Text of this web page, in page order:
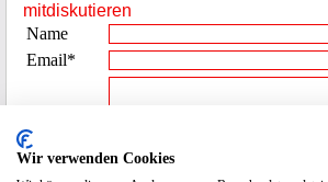
mitdiskutieren
Name
Email*
Beitrag**
Wir verwenden Cookies